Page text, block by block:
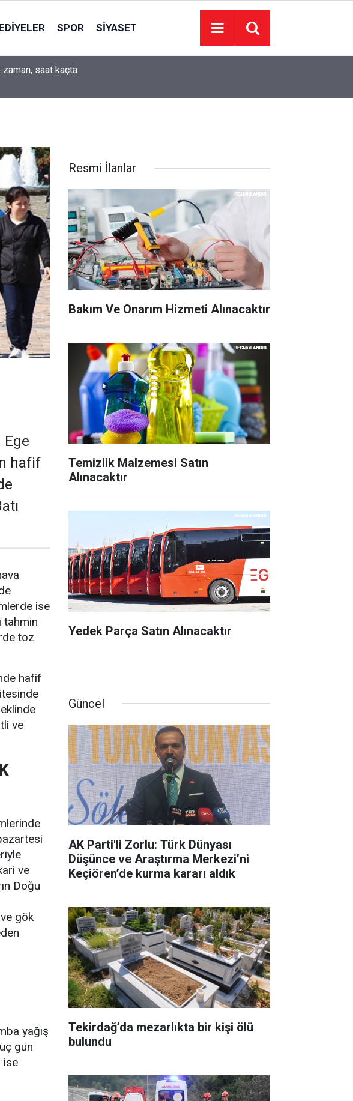
SPOR SIYASET
saat kaçta
Ege
hafif
ise
tahmin
toz
hafif
ve
ve
Doğu
gök
yağış
gün
ise
Resmi İlanlar
Bakım Ve Onarım Hizmeti Alınacaktır
Temizlik Malzemesi Satın
Alınacaktır
Yedek Parça Satın Alınacaktır
Güncel
AK Parti'li Zorlu: Türk Dünyası
Düşünce ve Araştırma Merkezi’ni
Keçiören’de kurma kararı aldık
Tekirdağ’da mezarlıkta bir kişi ölü
bulundu